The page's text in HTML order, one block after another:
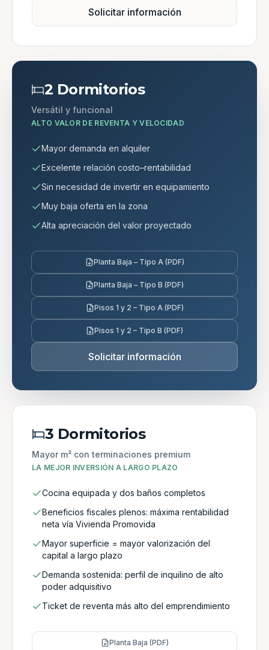
Solicitar información
2 Dormitorios
Versátil y funcional
ALTO VALOR DE REVENTA Y VELOCIDAD
Mayor demanda en alquiler
Excelente relación costo–rentabilidad
Sin necesidad de invertir en equipamiento
Muy baja oferta en la zona
Alta apreciación del valor proyectado
Planta Baja – Tipo A (PDF)
Planta Baja – Tipo B (PDF)
Pisos 1 y 2 – Tipo A (PDF)
Pisos 1 y 2 – Tipo B (PDF)
Solicitar información
3 Dormitorios
Mayor m² con terminaciones premium
LA MEJOR INVERSIÓN A LARGO PLAZO
Cocina equipada y dos baños completos
Beneficios fiscales plenos: máxima rentabilidad
neta vía Vivienda Promovida
Mayor superficie = mayor valorización del
capital a largo plazo
Demanda sostenida: perfil de inquilino de alto
poder adquisitivo
Ticket de reventa más alto del emprendimiento
Planta Baja (PDF)